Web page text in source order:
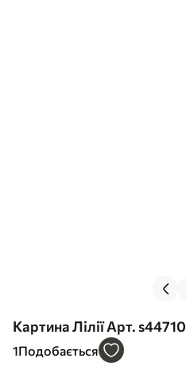
Картина Лілії Арт. s44710
1Подобається